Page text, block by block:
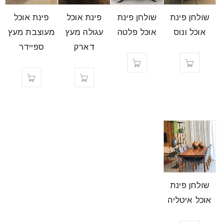
שולחן פינת
אוכל ונוס
שולחן פינת
אוכל פלטה
פינת אוכל
עגולה מעץ
דארק
פינת אוכל
מעוצבת מעץ
ספיידר
שולחן פינת
אוכל איטליה